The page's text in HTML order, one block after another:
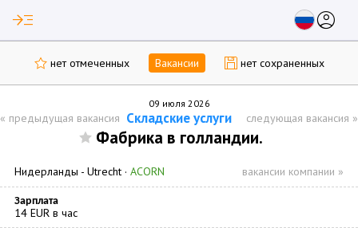
read_more account_circle
нет отмеченных Вакансии нет сохраненных
09 июля 2026
« предыдущая вакансия Складские услуги следующая вакансия »
Фабрика в голландии.
Нидерланды - Utrecht · ACORN вакансии компании »
Зарплата
14 EUR в час